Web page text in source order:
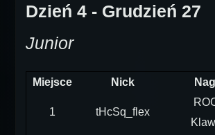
Dzień 4 - Grudzień 27
Junior
Miejsce Nick
1 tHcSq_flex